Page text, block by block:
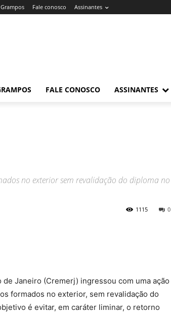
Grampos Fale conosco Assinantes
FALE CONOSCO ASSINANTES
no exterior sem revalidação do diploma no
0
1115
Janeiro (Cremerj) ingressou com uma ação
formados no exterior, sem revalidação do
é evitar, em caráter liminar, o retorno